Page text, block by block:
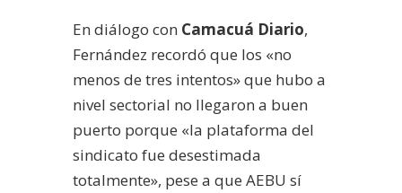
En diálogo con Camacuá Diario,
Fernández recordó que los «no
menos de tres intentos» que hubo a
nivel sectorial no llegaron a buen
puerto porque «la plataforma del
sindicato fue desestimada
totalmente», pese a que AEBU sí